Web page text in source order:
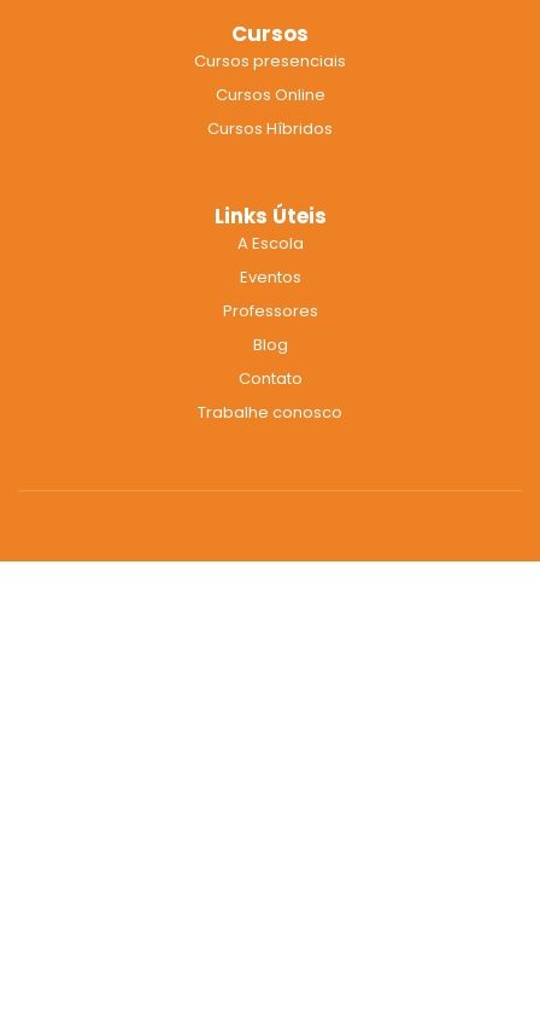
o
g
r
a
m
e
Cursos
Cursos presenciais
Cursos Online
Cursos Híbridos
Links Úteis
A Escola
Eventos
Professores
Blog
Contato
Trabalhe conosco